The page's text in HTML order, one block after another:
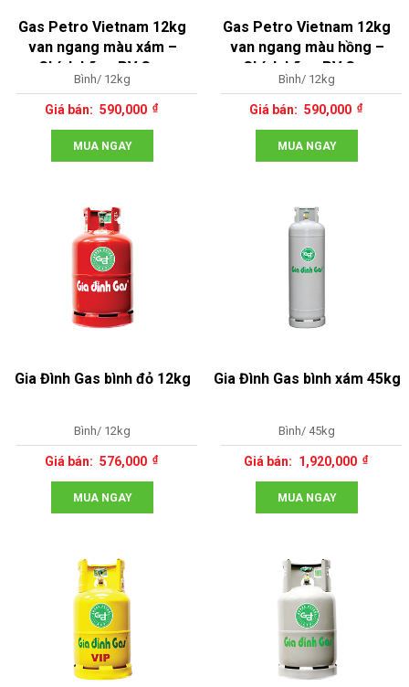
Gas Petro Vietnam 12kg
van ngang màu xám –
Chính hãng PV Gas
Bình/ 12kg
590,000
MUA NGAY
Gas Petro Vietnam 12kg
van ngang màu hồng –
Chính hãng PV Gas
Bình/ 12kg
590,000
MUA NGAY
Gia Đình Gas bình đỏ 12kg
Bình/ 12kg
576,000
MUA NGAY
Gia Đình Gas bình xám 45kg
Bình/ 45kg
1,920,000
MUA NGAY